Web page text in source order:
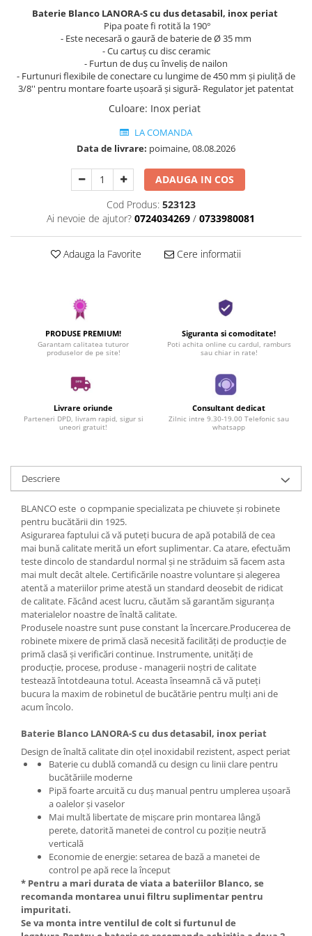
Baterie Blanco LANORA-S cu dus detasabil, inox periat
Pipa poate fi rotită la 190°
- Este necesară o gaură de baterie de Ø 35 mm
- Cu cartuș cu disc ceramic
- Furtun de duș cu înveliș de nailon
- Furtunuri flexibile de conectare cu lungime de 450 mm și piuliță de
3/8'' pentru montare foarte ușoară și sigură- Regulator jet patentat
Culoare: Inox periat
LA COMANDA
Data de livrare: poimaine, 08.08.2026
ADAUGA IN COS
Cod Produs: 523123
Ai nevoie de ajutor? 0724034269 / 0733980081
Adauga la Favorite Cere informatii
PRODUSE PREMIUM!
Garantam calitatea tuturor
produselor de pe site!
Siguranta si comoditate!
Poti achita online cu cardul, ramburs
sau chiar in rate!
Livrare oriunde
Parteneri DPD, livram rapid, sigur si
uneori gratuit!
Consultant dedicat
Zilnic intre 9.30-19.00 Telefonic sau
whatsapp
Descriere
BLANCO este o copmpanie specializata pe chiuvete și robinete
pentru bucătării din 1925.
Asigurarea faptului că vă puteți bucura de apă potabilă de cea
mai bună calitate merită un efort suplimentar. Ca atare, efectuăm
teste dincolo de standardul normal și ne străduim să facem asta
mai mult decât altele. Certificările noastre voluntare și alegerea
atentă a materiilor prime atestă un standard deosebit de ridicat
de calitate. Făcând acest lucru, căutăm să garantăm siguranța
materialelor noastre de înaltă calitate.
Produsele noastre sunt puse constant la încercare.Producerea de
robinete mixere de primă clasă necesită facilități de producție de
primă clasă și verificări continue. Instrumente, unități de
producție, procese, produse - managerii noștri de calitate
testează întotdeauna totul. Aceasta înseamnă că vă puteți
bucura la maxim de robinetul de bucătărie pentru mulți ani de
acum încolo.
Baterie Blanco LANORA-S cu dus detasabil, inox periat
Design de înaltă calitate din oţel inoxidabil rezistent, aspect periat
Baterie cu dublă comandă cu design cu linii clare pentru
bucătăriile moderne
Pipă foarte arcuită cu duș manual pentru umplerea ușoară
a oalelor și vaselor
Mai multă libertate de mișcare prin montarea lângă
perete, datorită manetei de control cu poziție neutră
verticală
Economie de energie: setarea de bază a manetei de
control pe apă rece la început
* Pentru a mari durata de viata a bateriilor Blanco, se
recomanda montarea unui filtru suplimentar pentru
impuritati.
Se va monta intre ventilul de colt si furtunul de